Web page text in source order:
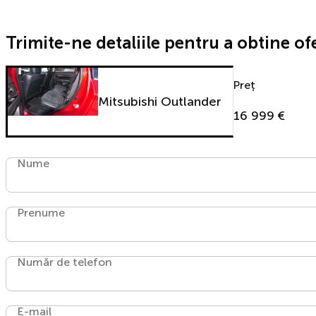
Trimite-ne detaliile pentru a obtine
Mitsubishi Outlander
Preț
16 999 €
Nume
Prenume
Număr de telefon
E-mail